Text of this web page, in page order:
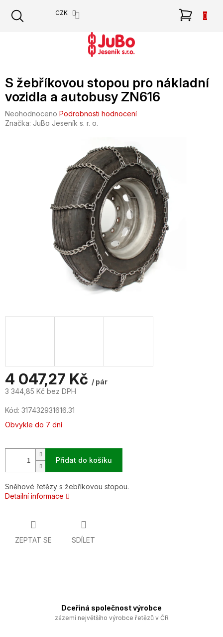
obsah
CZK
S žebříkovou stopou pro nákladní
vozidla a autobusy ZN616
Průměrné
hodnocení
Neohodnoceno Podrobnosti hodnocení
Značka: JuBo Jeseník s. r. o.
4 047,27 Kč / pár
3 344,85 Kč bez DPH
cena:
Kód: 317432931616.31
Obvykle do 7 dní
Přidat do košíku
Sněhové řetězy s žebříkovou stopou.
Detailní informace
ZEPTAT SE SDÍLET
Dceřiná společnost výrobce
zázemí největšího výrobce řetězů v ČR